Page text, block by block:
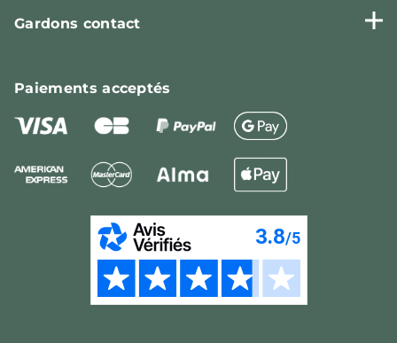
Gardons contact
Paiementsacceptés